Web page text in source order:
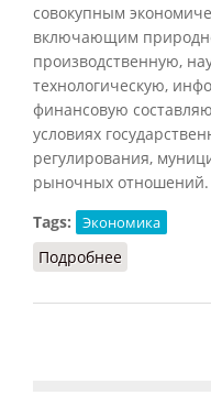
совокупным
включающим
производственную,
технологическую,
финансовую
условиях
регулирования,
рыночных отношений.
Tags:
Экономика
Подробнее